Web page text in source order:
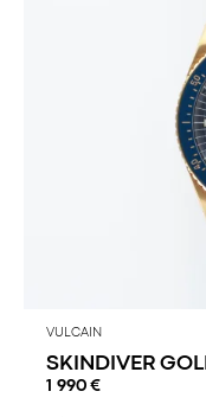
VULCAIN
SKINDIVER
1 990 €